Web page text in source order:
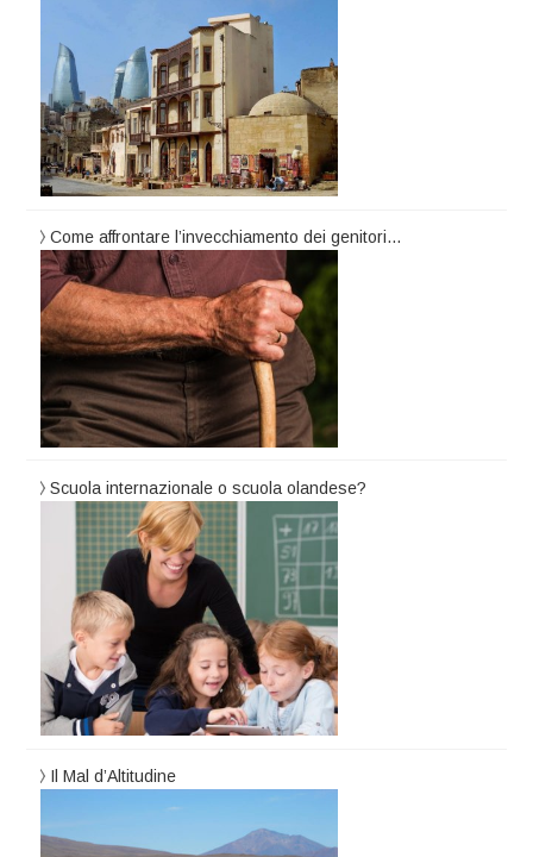
Come affrontare l’invecchiamento dei genitori…
Scuola internazionale o scuola olandese?
Il Mal d’Altitudine